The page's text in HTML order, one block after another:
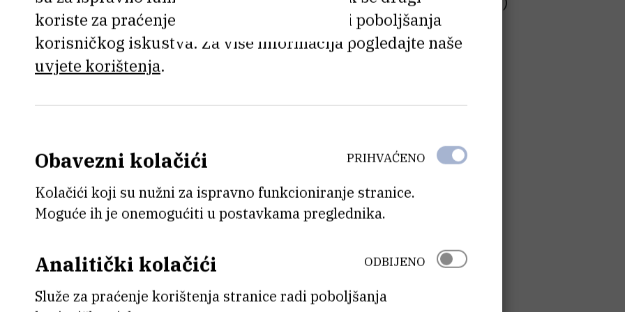
Siniša Meštrović (ASTS - OIIO)
Hasan Muharemović (ZTF)
Boris Okorn, mag. ing. el. (ZFM)
Srećko Pinterić (ASTS - OIIO)
Ante Pupačić (ZOKB)
dr. sc. Vilko Smrečki (ZEL, ZJZP - CNMR)
dr. sc. Tvrtko Smital (ZIMO)
Veljko Trputec (ASTS - OZRZPZZ, OPTZ)
koriste za praćenje korištenja stranice radi poboljšanja
korisničkog iskustva. Za više informacija pogledajte naše
uvjete korištenja.
Obavezni kolačići
Kolačići koji su nužni za ispravno funkcioniranje stranice.
Moguće ih je onemogućiti u postavkama preglednika.
PRIHVAĆENO
Analitički kolačići
Služe za praćenje korištenja stranice radi poboljšanja
ODBIJENO